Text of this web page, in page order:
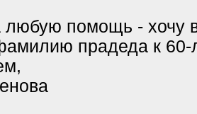
любую помощь - хочу
прадеда к 60-